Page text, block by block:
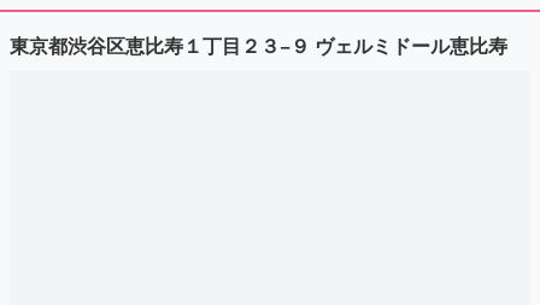
東京都渋谷区恵比寿１丁目２３−９ ヴェルミドール恵比寿